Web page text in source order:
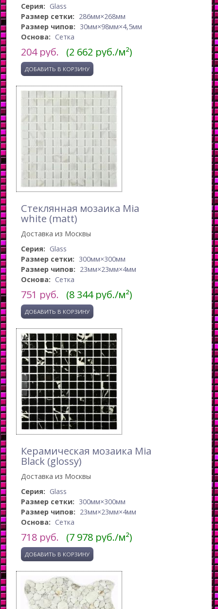
Серия: Glass
Размер сетки: 286мм×268мм
Размер чипов: 30мм×98мм×4,5мм
Основа: Сетка
204руб. (2 662 руб./м²)
Стеклянная мозаика Mia
white (matt)
Доставка из Москвы
Серия: Glass
Размер сетки: 300мм×300мм
Размер чипов: 23мм×23мм×4мм
Основа: Сетка
751 руб. (8 344 руб./м²)
Керамическая мозаика Mia
Black (glossy)
Доставка из Москвы
Серия: Glass
Размер сетки: 300мм×300мм
Размер чипов: 23мм×23мм×4мм
Основа: Сетка
718 руб. (7 978 руб./м²)